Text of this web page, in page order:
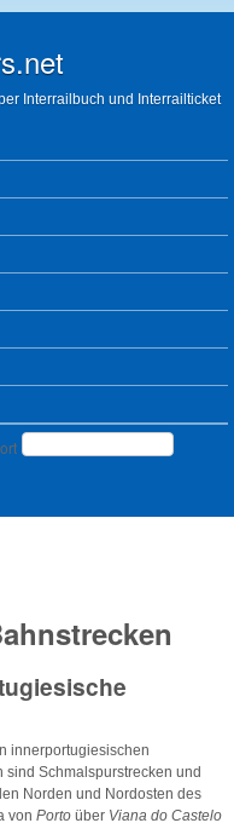
Interrailbuch und Interrailticket
innerportugiesischen
sind Schmalspurstrecken und
Norden und Nordosten des
von Porto über Viana do Castelo